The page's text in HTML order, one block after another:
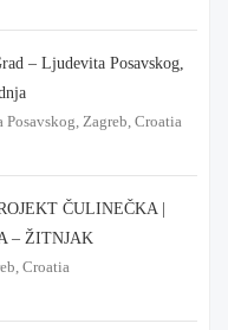
– Ljudevita Posavskog,
Zagreb, Croatia
ČULINEČKA |
– ŽITNJAK
Croatia